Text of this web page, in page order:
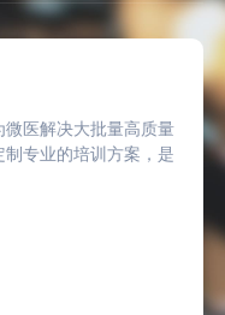
医解决大批量高质量
专业的培训方案，是